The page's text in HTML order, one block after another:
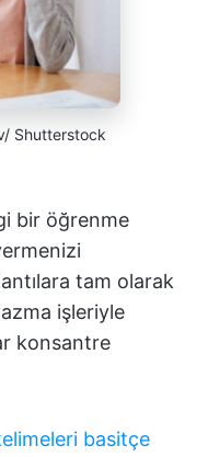
Shutterstock
bir öğrenme
tam olarak
işleriyle
konsantre
basitçe